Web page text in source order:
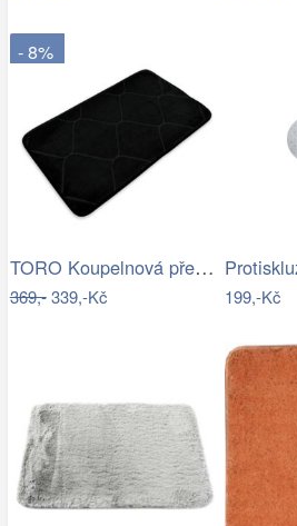
- 8%
TORO Koupelnová předložka 50x80 černá
369,-339,-Kč 199,-Kč